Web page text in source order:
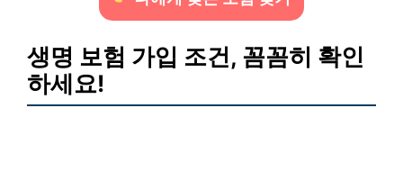
생명 보험 가입 조건, 꼼꼼히 확인
하세요!